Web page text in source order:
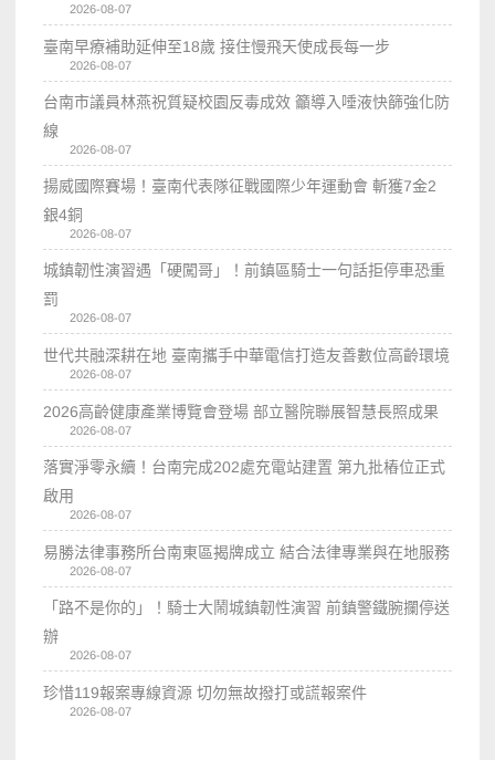
2026-08-07
臺南早療補助延伸至18歲 接住慢飛天使成長每一步
2026-08-07
台南市議員林燕祝質疑校園反毒成效 籲導入唾液快篩強化防
線
2026-08-07
揚威國際賽場！臺南代表隊征戰國際少年運動會 斬獲7金2
銀4銅
2026-08-07
城鎮韌性演習遇「硬闖哥」！前鎮區騎士一句話拒停車恐重
罰
2026-08-07
世代共融深耕在地 臺南攜手中華電信打造友善數位高齡環境
2026-08-07
2026高齡健康產業博覽會登場 部立醫院聯展智慧長照成果
2026-08-07
落實淨零永續！台南完成202處充電站建置 第九批樁位正式
啟用
2026-08-07
易勝法律事務所台南東區揭牌成立 結合法律專業與在地服務
2026-08-07
「路不是你的」！騎士大鬧城鎮韌性演習 前鎮警鐵腕攔停送
辦
2026-08-07
珍惜119報案專線資源 切勿無故撥打或謊報案件
2026-08-07